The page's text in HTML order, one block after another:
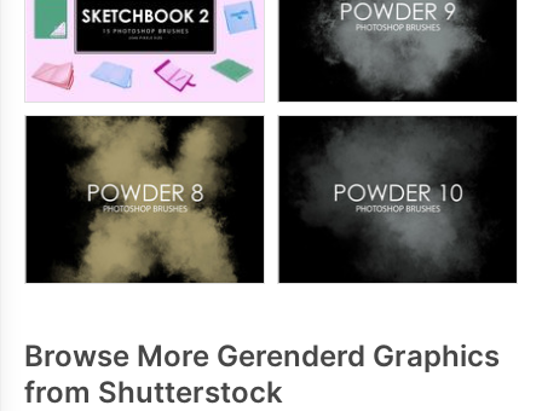
Browse More Gerenderd Graphics
from Shutterstock